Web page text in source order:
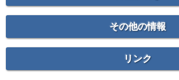
その他の情報
リンク